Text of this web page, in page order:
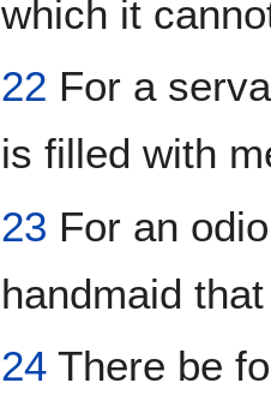
which it
22 For a
is filled with
23 For an
handmaid
24 There be